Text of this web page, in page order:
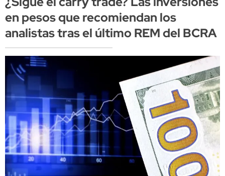
en pesos que recomiendan los
analistas tras el último REM del BCRA